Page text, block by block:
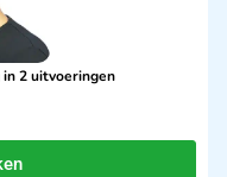
2 uitvoeringen